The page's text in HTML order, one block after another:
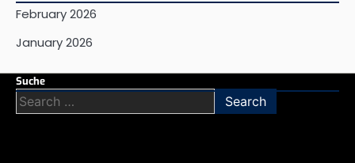
February 2026
January 2026
Suche
Search
for: